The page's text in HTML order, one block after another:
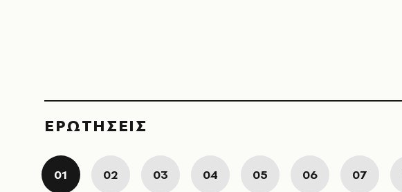
ΕΡΩΤΗΣΕΙΣ
01 02 03 04 05 06 07